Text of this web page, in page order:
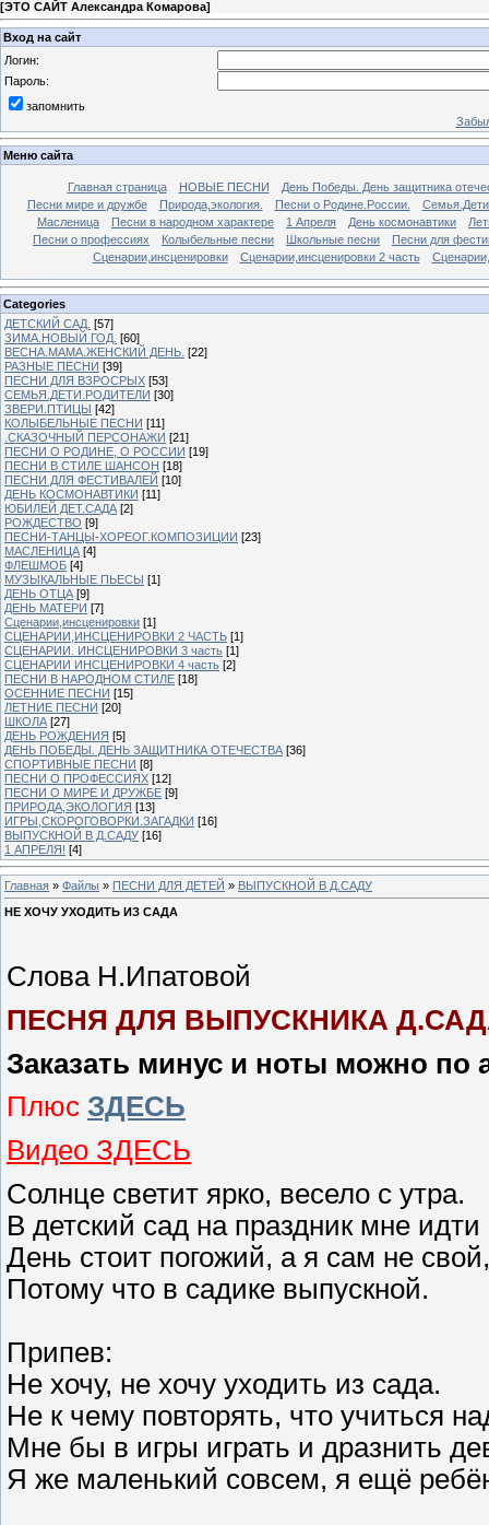
[ЭТО САЙТ Александра Комарова]
Вход на сайт
Логин:
Пароль:
запомнить
Меню сайта
Главная страница НОВЫЕ ПЕСНИ
День Победы. День защитника
Песни мире и дружбе
Природа,экология. Песни о Родине.России.
Масленица
Песни в народном характере 1 Апреля День космонавтики
Песни о профессиях
Колыбельные песни Школьные песни
Песни для
Сценарии,инсценировки
Сценарии,инсценировки 2 часть
Categories
ДЕТСКИЙ САД. [57]
ЗИМА.НОВЫЙ ГОД. [60]
ВЕСНА.МАМА.ЖЕНСКИЙ ДЕНЬ. [22]
РАЗНЫЕ ПЕСНИ [39]
ПЕСНИ ДЛЯ ВЗРОСРЫХ [53]
СЕМЬЯ.ДЕТИ.РОДИТЕЛИ [30]
ЗВЕРИ.ПТИЦЫ [42]
КОЛЫБЕЛЬНЫЕ ПЕСНИ [11]
.СКАЗОЧНЫЙ ПЕРСОНАЖИ [21]
ПЕСНИ О РОДИНЕ, О РОССИИ [19]
ПЕСНИ В СТИЛЕ ШАНСОН [18]
ПЕСНИ ДЛЯ ФЕСТИВАЛЕЙ [10]
ДЕНЬ КОСМОНАВТИКИ [11]
ЮБИЛЕЙ ДЕТ.САДА [2]
РОЖДЕСТВО [9]
ПЕСНИ-ТАНЦЫ-ХОРЕОГ.КОМПОЗИЦИИ [23]
МАСЛЕНИЦА [4]
ФЛЕШМОБ [4]
МУЗЫКАЛЬНЫЕ ПЬЕСЫ [1]
ДЕНЬ ОТЦА [9]
ДЕНЬ МАТЕРИ [7]
Сценарии,инсценировки [1]
СЦЕНАРИИ,ИНСЦЕНИРОВКИ 2 ЧАСТЬ [1]
СЦЕНАРИИ. ИНСЦЕНИРОВКИ 3 часть [1]
СЦЕНАРИИ ИНСЦЕНИРОВКИ 4 часть [2]
ПЕСНИ В НАРОДНОМ СТИЛЕ [18]
ОСЕННИЕ ПЕСНИ [15]
ЛЕТНИЕ ПЕСНИ [20]
ШКОЛА [27]
ДЕНЬ РОЖДЕНИЯ [5]
ДЕНЬ ПОБЕДЫ. ДЕНЬ ЗАЩИТНИКА ОТЕЧЕСТВА [36]
СПОРТИВНЫЕ ПЕСНИ [8]
ПЕСНИ О ПРОФЕССИЯХ [12]
ПЕСНИ О МИРЕ И ДРУЖБЕ [9]
ПРИРОДА,ЭКОЛОГИЯ [13]
ИГРЫ,СКОРОГОВОРКИ.ЗАГАДКИ [16]
ВЫПУСКНОЙ В Д.САДУ [16]
1 АПРЕЛЯ! [4]
Главная » Файлы » ПЕСНИ ДЛЯ ДЕТЕЙ » ВЫПУСКНОЙ В Д.САДУ
НЕ ХОЧУ УХОДИТЬ ИЗ САДА
Слова Н.Ипатовой
ПЕСНЯ ДЛЯ ВЫПУСКНИКА
Заказать минус и ноты можно по
Плюс ЗДЕСЬ
Видео ЗДЕСЬ
Солнце светит ярко, весело с утра.
В детский сад на праздник мне идти
День стоит погожий, а я сам не свой,
Потому что в садике выпускной.
Припев:
Не хочу, не хочу уходить из сада.
Не к чему повторять, что учиться
Мне бы в игры играть и дразнить
Я же маленький совсем, я ещё